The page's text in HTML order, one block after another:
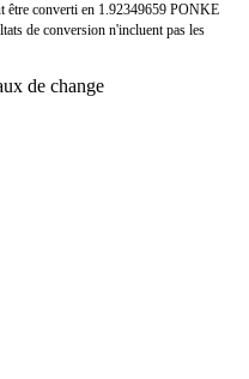
être converti en 1.92349659 PONKE
de conversion n'incluent pas les
de change